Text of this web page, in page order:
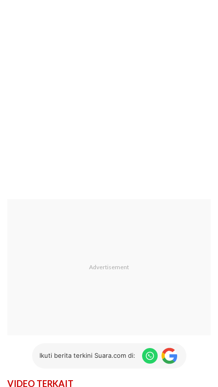
Ikuti berita terkini Suara.com di:
VIDEO TERKAIT